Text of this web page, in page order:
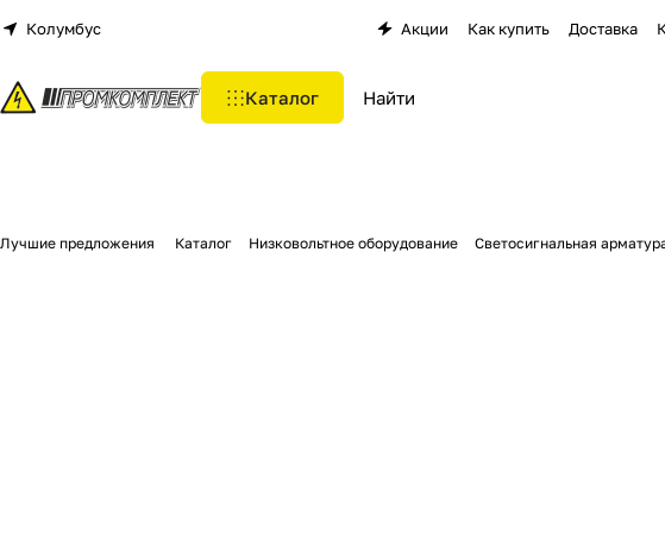
Колумбус Акции Как купить Доставка
Каталог
Лучшие предложения Каталог Низковольтное оборудование Светосигнальная